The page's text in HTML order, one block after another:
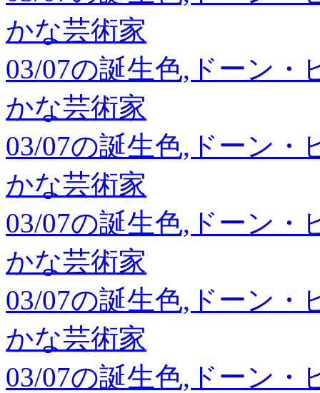
かな芸術家
03/07の誕生色,ドーン・
かな芸術家
03/07の誕生色,ドーン・
かな芸術家
03/07の誕生色,ドーン・
かな芸術家
03/07の誕生色,ドーン・
かな芸術家
03/07の誕生色,ドーン・